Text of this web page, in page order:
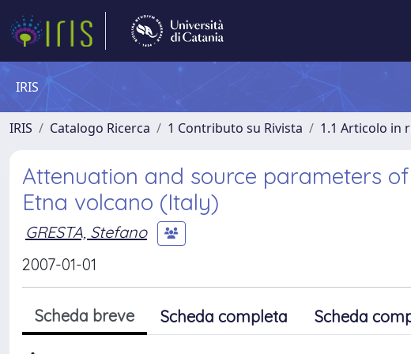
IRIS
IRIS Catalogo Ricerca 1 Contributo su Rivista 1.1 Articolo in
Attenuation and source parameters
Etna volcano (Italy)
GRESTA, Stefano
2007-01-01
Scheda breve Scheda completa Scheda